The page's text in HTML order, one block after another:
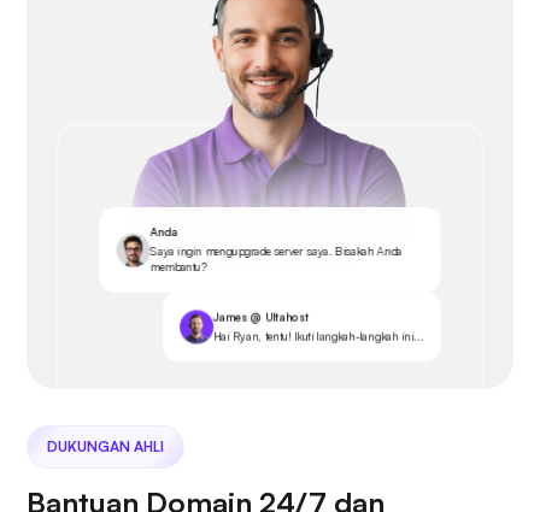
Anda
Saya ingin mengupgrade server saya. Bisakah Anda
membantu?
James @ Ultahost
Hai Ryan, tentu! Ikuti langkah-langkah ini...
DUKUNGAN AHLI
Bantuan Domain 24/7 dan